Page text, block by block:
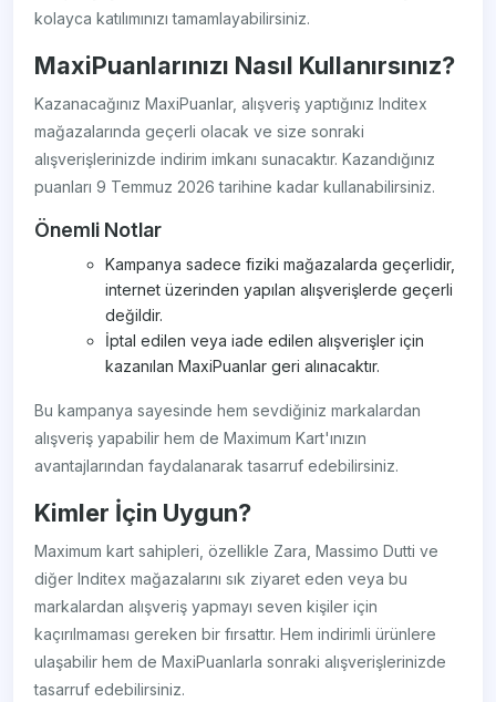
kolayca katılımınızı tamamlayabilirsiniz.
MaxiPuanlarınızı Nasıl Kullanırsınız?
Kazanacağınız MaxiPuanlar, alışveriş yaptığınız Inditex
mağazalarında geçerli olacak ve size sonraki
alışverişlerinizde indirim imkanı sunacaktır. Kazandığınız
puanları 9 Temmuz 2026 tarihine kadar kullanabilirsiniz.
Önemli Notlar
Kampanya sadece fiziki mağazalarda geçerlidir,
internet üzerinden yapılan alışverişlerde geçerli
değildir.
İptal edilen veya iade edilen alışverişler için
kazanılan MaxiPuanlar geri alınacaktır.
Bu kampanya sayesinde hem sevdiğiniz markalardan
alışveriş yapabilir hem de Maximum Kart'ınızın
avantajlarından faydalanarak tasarruf edebilirsiniz.
Kimler İçin Uygun?
Maximum kart sahipleri, özellikle Zara, Massimo Dutti ve
diğer Inditex mağazalarını sık ziyaret eden veya bu
markalardan alışveriş yapmayı seven kişiler için
kaçırılmaması gereken bir fırsattır. Hem indirimli ürünlere
ulaşabilir hem de MaxiPuanlarla sonraki alışverişlerinizde
tasarruf edebilirsiniz.